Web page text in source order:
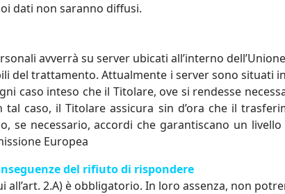
dati non saranno diffusi.
avverrà su server ubicati all’interno
del trattamento. Attualmente i server sono
caso inteso che il Titolare, ove si rendesse
tal caso, il Titolare assicura sin d’ora che il
se necessario, accordi che garantiscano un
Europea
del rifiuto di rispondere
2.A) è obbligatorio. In loro assenza, non